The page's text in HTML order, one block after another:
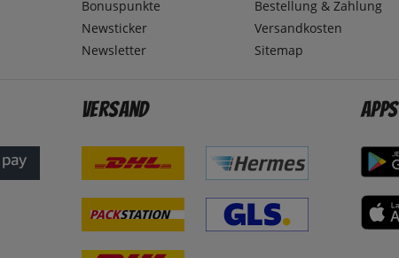
Bonuspunkte
Newsticker
Newsletter
Bestellung & Zahlung
Versandkosten
Sitemap
Versand Apps